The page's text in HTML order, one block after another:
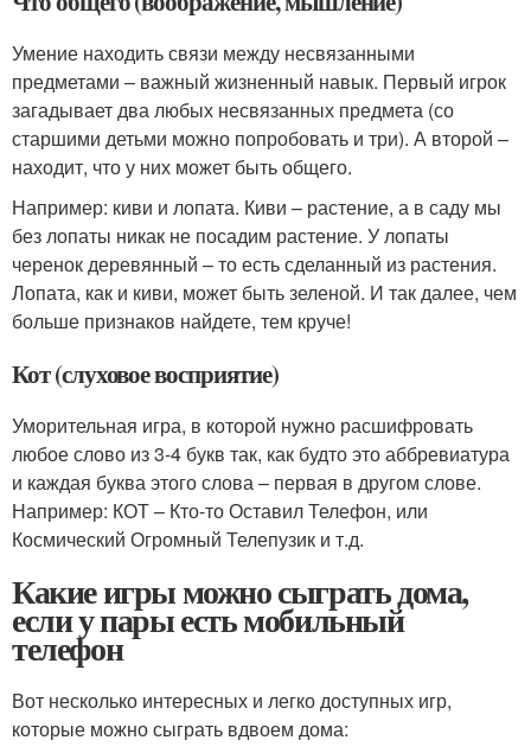
Умение находить связи между несвязанными
предметами – важный жизненный навык. Первый игрок
загадывает два любых несвязанных предмета (со
старшими детьми можно попробовать и три). А второй –
находит, что у них может быть общего.
Например: киви и лопата. Киви – растение, а в саду мы
без лопаты никак не посадим растение. У лопаты
черенок деревянный – то есть сделанный из растения.
Лопата, как и киви, может быть зеленой. И так далее, чем
больше признаков найдете, тем круче!
Кот (слуховое восприятие)
Уморительная игра, в которой нужно расшифровать
любое слово из 3-4 букв так, как будто это аббревиатура
и каждая буква этого слова – первая в другом слове.
Например: КОТ – Кто-то Оставил Телефон, или
Космический Огромный Телепузик и т.д.
Какие игры можно сыграть дома,
если у пары есть мобильный
телефон
Вот несколько интересных и легко доступных игр,
которые можно сыграть вдвоем дома: